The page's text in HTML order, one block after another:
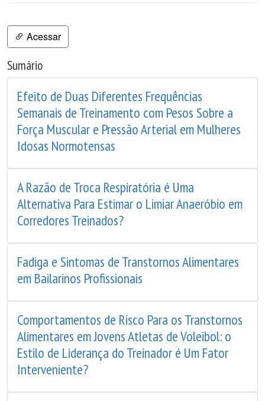
Acessar
Sumário
Efeito de Duas Diferentes Frequências
Semanais de Treinamento com Pesos Sobre a
Força Muscular e Pressão Arterial em Mulheres
Idosas Normotensas
A Razão de Troca Respiratória é Uma
Alternativa Para Estimar o Limiar Anaeróbio em
Corredores Treinados?
Fadiga e Sintomas de Transtornos Alimentares
em Bailarinos Profissionais
Comportamentos de Risco Para os Transtornos
Alimentares em Jovens Atletas de Voleibol: o
Estilo de Liderança do Treinador é Um Fator
Interveniente?